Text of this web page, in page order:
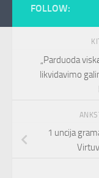
FOLLOW:
„Parduoda
likvidavimo
1 uncija